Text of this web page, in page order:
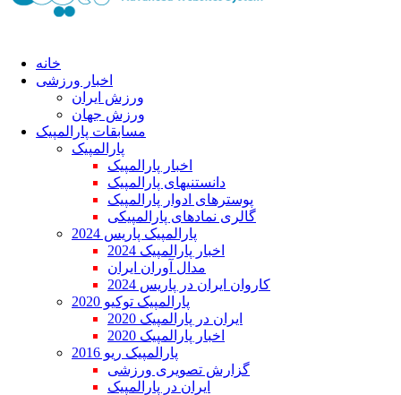
خانه
اخبار ورزشی
ورزش ایران
ورزش جهان
مسابقات پارالمپیک
پارالمپیک
اخبار پارالمپیک
دانستنیهای پارالمپیک
پوسترهای ادوار پارالمپیک
گالری نمادهای پارالمپیکی
پارالمپیک پاریس 2024
اخبار پارالمپیک 2024
مدال آوران ایران
کاروان ایران در پاریس 2024
پارالمپیک توکیو 2020
ایران در پارالمپیک 2020
اخبار پارالمپیک 2020
پارالمپیک ریو 2016
گزارش تصویری ورزشی
ایران در پارالمپیک